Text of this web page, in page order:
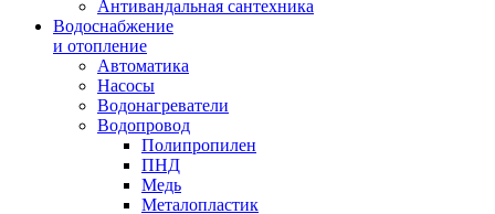
Антивандальная сантехника
Водоснабжение
и отопление
Автоматика
Насосы
Водонагреватели
Водопровод
Полипропилен
ПНД
Медь
Металопластик